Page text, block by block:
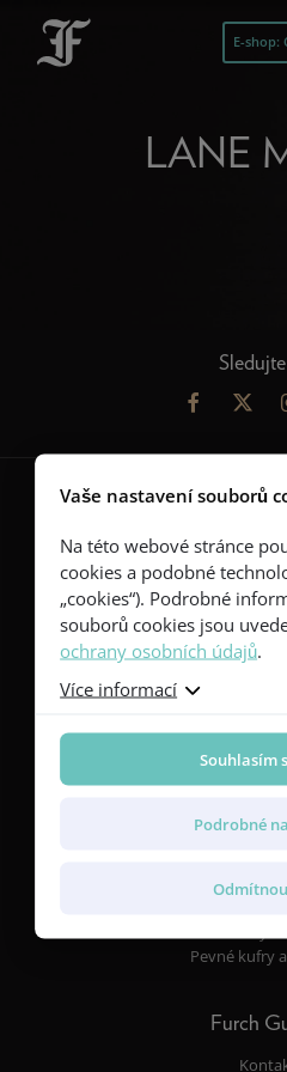
E-shop:
LANE
Red
Yellow
Green
Blue
Tvary těla a
Dřeva
Povrchové
Furch CNR
Pevné kufry
Furch
Vaše nastavení souborů
Na této webové stránce
cookies a podobné
„cookies“). Podrobné
souborů cookies jsou
ochrany osobních údajů.
Více informací
Souhlasím
Podrobné